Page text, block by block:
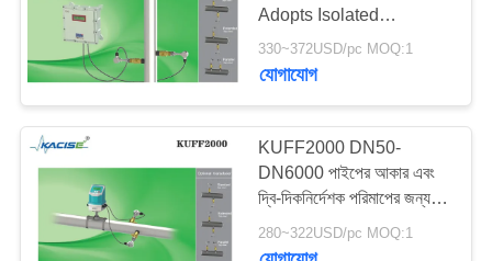
Adopts Isolated
Explosion Proof
330~372USD/pc MOQ:1
যোগাযোগ
KUFF2000 DN50-
DN6000 পাইপের আকার এবং
দ্বি-দিকনির্দেশক পরিমাপের জন্য
±1% নির্ভুলতার সাথে স্থির
সন্নিবেশ অতিস্বনক ফ্লো মিটার
280~322USD/pc MOQ:1